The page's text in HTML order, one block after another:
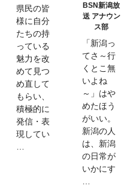
県民の皆
様に自分
たちの持
っている
魅力を改
めて見つ
め直して
もらい、
積極的に
発信・表
現してい
BSN新潟放
送 アナウン
ス部
「新潟っ
てさ～行
くとこ無
いよね
～」はや
めたほう
がいい。
新潟の人
は、新潟
の日常が
いかにす